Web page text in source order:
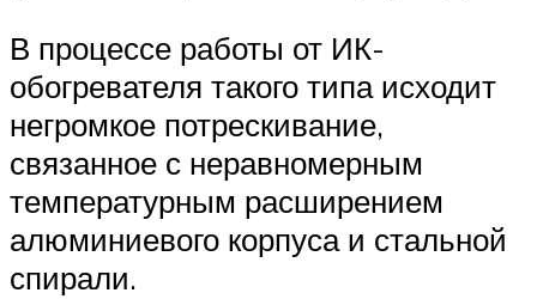
В процессе работы от ИК-
обогревателя такого типа исходит
негромкое потрескивание,
связанное с неравномерным
температурным расширением
алюминиевого корпуса и стальной
спирали.